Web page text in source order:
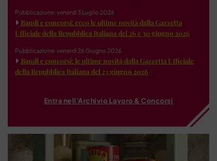
Pubblicazione: venerdì 3 Luglio 2026
Bandi e concorsi: ecco le ultime novità dalla Gazzetta
Ufficiale della Repubblica Italiana del 26 e 30 giugno 2026
Pubblicazione: venerdì 26 Giugno 2026
Bandi e concorsi: le ultime novità dalla Gazzetta Ufficiale
della Repubblica Italiana del 23 giugno 2026
Entra nell'Archivio Lavoro & Concorsi